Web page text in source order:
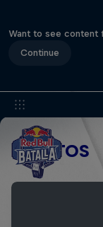
Want to see content
Continue
EVENTOS